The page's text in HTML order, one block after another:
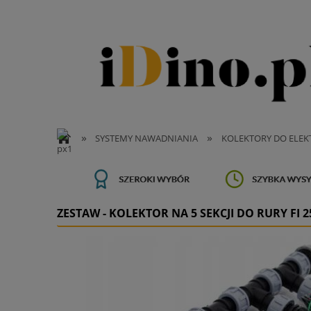
» SYSTEMY NAWADNIANIA » KOLEKTORY DO
ZESTAW - KOLEKTOR NA 5 SEKCJI DO RURY FI